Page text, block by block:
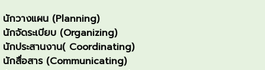
นักวางแผน (Planning)
นักจัดระเบียบ (Organizing)
นักประสานงาน( Coordinating)
นักสื่อสาร (Communicating)